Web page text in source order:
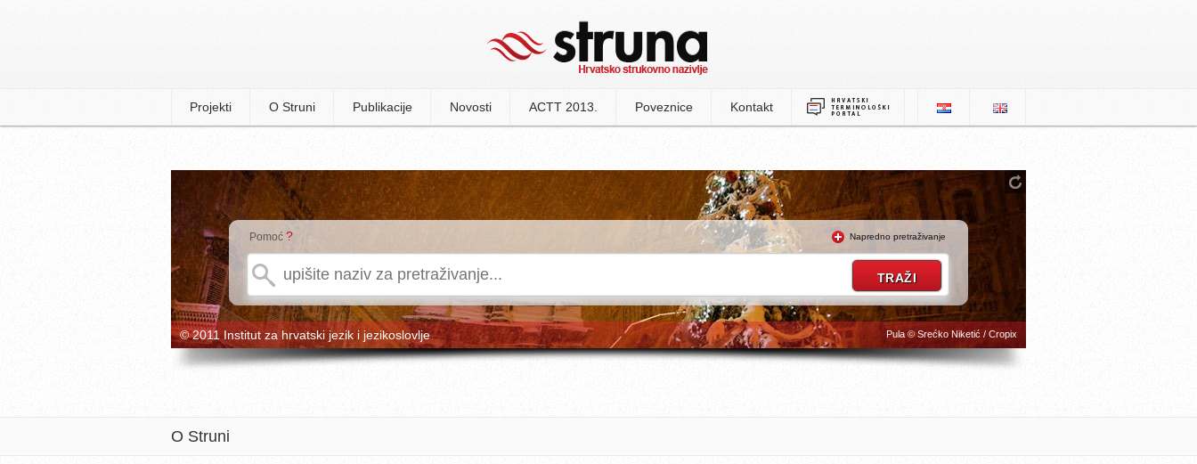
Projekti O Struni Publikacije Novosti ACTT 2013. Poveznice Kontakt
Pomoć ? Napredno pretraživanje
© 2011 Institut za hrvatski jezik i jezikoslovlje Pula © Srećko Niketić / Cropix
O Struni